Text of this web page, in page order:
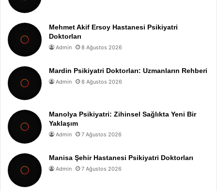
Mehmet Akif Ersoy Hastanesi Psikiyatri
Doktorları
Admin 8 Ağustos 2026
Mardin Psikiyatri Doktorları: Uzmanların Rehberi
Admin 8 Ağustos 2026
Manolya Psikiyatri: Zihinsel Sağlıkta Yeni Bir
Yaklaşım
Admin 7 Ağustos 2026
Manisa Şehir Hastanesi Psikiyatri Doktorları
Admin 7 Ağustos 2026